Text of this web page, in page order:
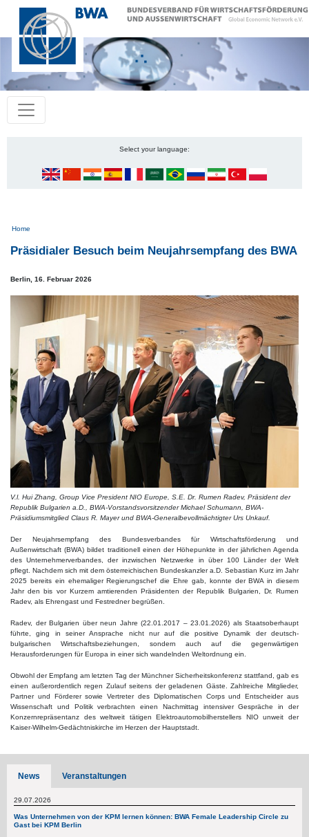
Select your language:
Pfadnavigation
Home
Präsidialer Besuch beim Neujahrsempfang des BWA
Berlin, 16. Februar 2026
V.l. Hui Zhang, Group Vice President NIO Europe, S.E. Dr. Rumen Radev, Präsident der
Republik Bulgarien a.D., BWA-Vorstandsvorsitzender Michael Schumann, BWA-
Präsidiumsmitglied Claus R. Mayer und BWA-Generalbevollmächtigter Urs Unkauf.
Der Neujahrsempfang des Bundesverbandes für Wirtschaftsförderung und
Außenwirtschaft (BWA) bildet traditionell einen der Höhepunkte in der jährlichen Agenda
des Unternehmerverbandes, der inzwischen Netzwerke in über 100 Länder der Welt
pflegt. Nachdem sich mit dem österreichischen Bundeskanzler a.D. Sebastian Kurz im Jahr
2025 bereits ein ehemaliger Regierungschef die Ehre gab, konnte der BWA in diesem
Jahr den bis vor Kurzem amtierenden Präsidenten der Republik Bulgarien, Dr. Rumen
Radev, als Ehrengast und Festredner begrüßen.
Radev, der Bulgarien über neun Jahre (22.01.2017 – 23.01.2026) als Staatsoberhaupt
führte, ging in seiner Ansprache nicht nur auf die positive Dynamik der deutsch-
bulgarischen Wirtschaftsbeziehungen, sondern auch auf die gegenwärtigen
Herausforderungen für Europa in einer sich wandelnden Weltordnung ein.
Obwohl der Empfang am letzten Tag der Münchner Sicherheitskonferenz stattfand, gab es
einen außerordentlich regen Zulauf seitens der geladenen Gäste.
Zahlreiche Mitglieder,
Partner und Förderer sowie Vertreter des Diplomatischen Corps und Entscheider aus
Wissenschaft und Politik verbrachten einen Nachmittag intensiver Gespräche in der
Konzernrepräsentanz des weltweit tätigen Elektroautomobilherstellers NIO unweit der
Kaiser-Wilhelm-Gedächtniskirche im Herzen der Hauptstadt.
News Veranstaltungen
29.07.2026
Was Unternehmen von der KPM lernen können: BWA Female Leadership Circle zu
Gast bei KPM Berlin